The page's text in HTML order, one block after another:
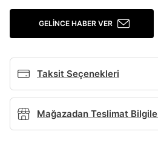
GELINCE HABER VER
Taksit Seçenekleri
Mağazadan Teslimat
Beni Hatırla
Giriş Yap
Ad*